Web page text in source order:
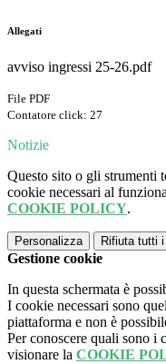
Allegati
avviso ingressi 25-26.pdf
File PDF
Contatore click: 27
Notizie
Questo sito o gli strumenti
cookie necessari al
COOKIE POLICY.
Personalizza Rifiuta tutti i
Gestione cookie
In questa schermata è
I cookie necessari sono
piattaforma e non è
Per conoscere quali sono i
visionare la COOKIE